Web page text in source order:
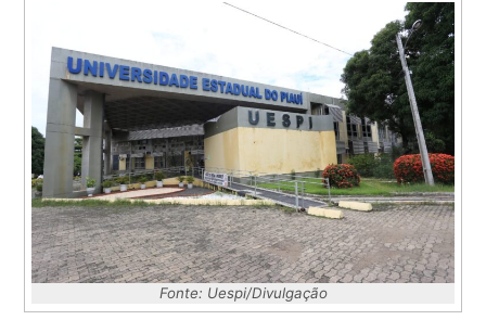
Fonte: Uespi/Divulgação